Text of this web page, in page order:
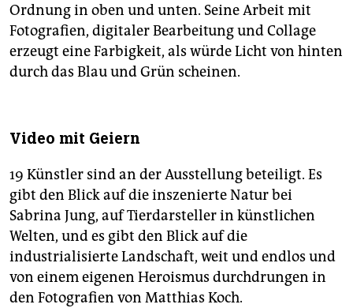
Ordnung in oben und unten. Seine Arbeit mit
Fotografien, digitaler Bearbeitung und Collage
erzeugt eine Farbigkeit, als würde Licht von hinten
durch das Blau und Grün scheinen.
Video mit Geiern
19 Künstler sind an der Aus­stellung beteiligt. Es
gibt den Blick auf die inszenierte Natur bei
Sabrina Jung, auf Tierdarsteller in künstlichen
Welten, und es gibt den Blick auf die
industrialisierte Landschaft, weit und endlos und
von einem eigenen Heroismus durchdrungen in
den Fotografien von Matthias Koch.